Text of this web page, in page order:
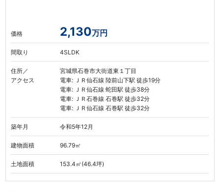
価格 2,130万円
間取り 4SLDK
住所／
アクセス
宮城県石巻市大街道東１丁目
電車: ＪＲ仙石線 陸前山下駅 徒歩19分
電車: ＪＲ仙石線 蛇田駅 徒歩38分
電車: ＪＲ石巻線 石巻駅 徒歩32分
電車: ＪＲ仙石線 石巻駅 徒歩32分
築年月 令和5年12月
建物面積 96.79㎡
土地面積 153.4㎡(46.4坪)